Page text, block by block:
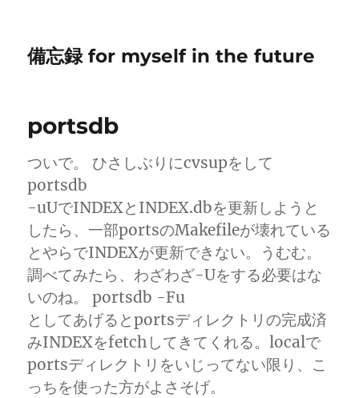
備忘録 for myself in the future
portsdb
ついで。 ひさしぶりにcvsupをして
portsdb
-uUでINDEXとINDEX.dbを更新しようと
したら、一部portsのMakefileが壊れている
とやらでINDEXが更新できない。うむむ。
調べてみたら、わざわざ-Uをする必要はな
いのね。 portsdb -Fu
としてあげるとportsディレクトリの完成済
みINDEXをfetchしてきてくれる。localで
portsディレクトリをいじってない限り、こ
っちを使った方がよさそげ。